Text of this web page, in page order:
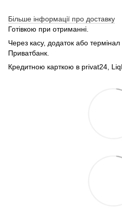
Більше інформації про доставку
Готівкою при отриманні.
Через касу, додаток або
Приватбанк.
Кредитною карткою в privat24,